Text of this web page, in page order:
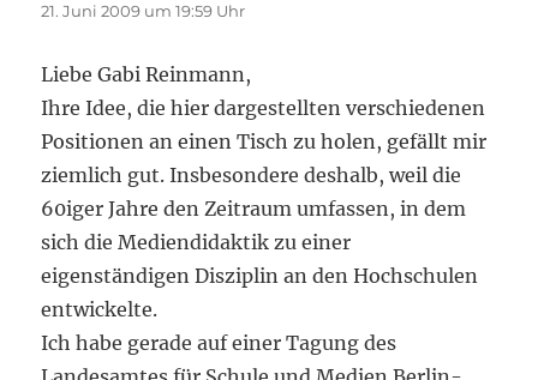
21. Juni 2009 um 19:59 Uhr
Liebe Gabi Reinmann,
Ihre Idee, die hier dargestellten verschiedenen
Positionen an einen Tisch zu holen, gefällt mir
ziemlich gut. Insbesondere deshalb, weil die
60iger Jahre den Zeitraum umfassen, in dem
sich die Mediendidaktik zu einer
eigenständigen Disziplin an den Hochschulen
entwickelte.
Ich habe gerade auf einer Tagung des